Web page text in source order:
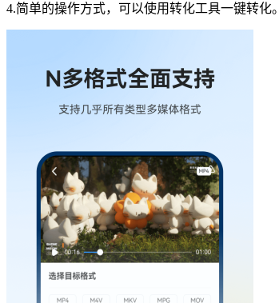
4.简单的操作方式，可以使用转化工具一键转化。